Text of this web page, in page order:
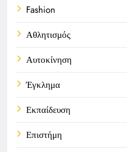
Fashion
Αθλητισμός
Αυτοκίνηση
Έγκλημα
Εκπαίδευση
Επιστήμη